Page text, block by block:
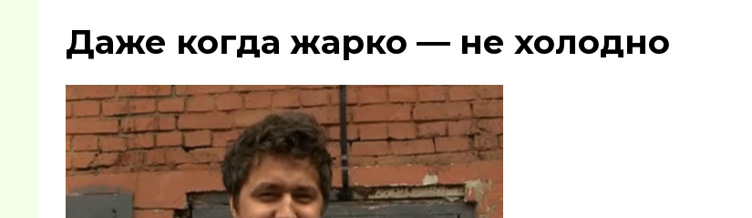
Даже когда жарко — не холодно